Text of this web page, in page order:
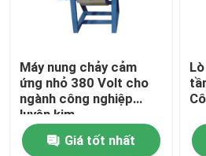
Máy nung chảy cảm
ứng nhỏ 380 Volt cho
ngành công nghiệp
luyện kim
Giá tốt nhất